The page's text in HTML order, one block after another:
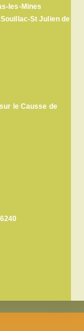
les-Mines
St Julien de
le Causse de